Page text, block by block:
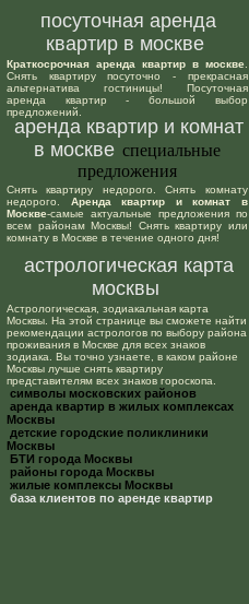
посуточная аренда
квартир в москве
Краткосрочная аренда квартир в москве
Снять квартиру посуточно - прекрасная
альтернатива гостиницы! Посуточная
аренда квартир - большой выбор
предложений.
аренда квартир и комнат
в москве специальные
предложения
Снять квартиру недорого. Снять комнату
недорого. Аренда квартир и комнат в
Москве-самые актуальные предложения по
всем районам Москвы! Снять квартиру или
комнату в Москве в течение одного дня!
астрологическая карта
москвы
Астрологическая, зодиакальная карта
Москвы. На этой странице вы сможете найти
рекомендации астрологов по выбору района
проживания в Москве для всех знаков
зодиака. Вы точно узнаете, в каком районе
Москвы лучше снять квартиру
представителям всех знаков гороскопа.
cимволы московских районов
аренда квартир в жилых комплексах
Москвы
детские городские поликлиники
Москвы
БТИ города Москвы
районы города Москвы
жилые комплексы Москвы
база клиентов по аренде квартир